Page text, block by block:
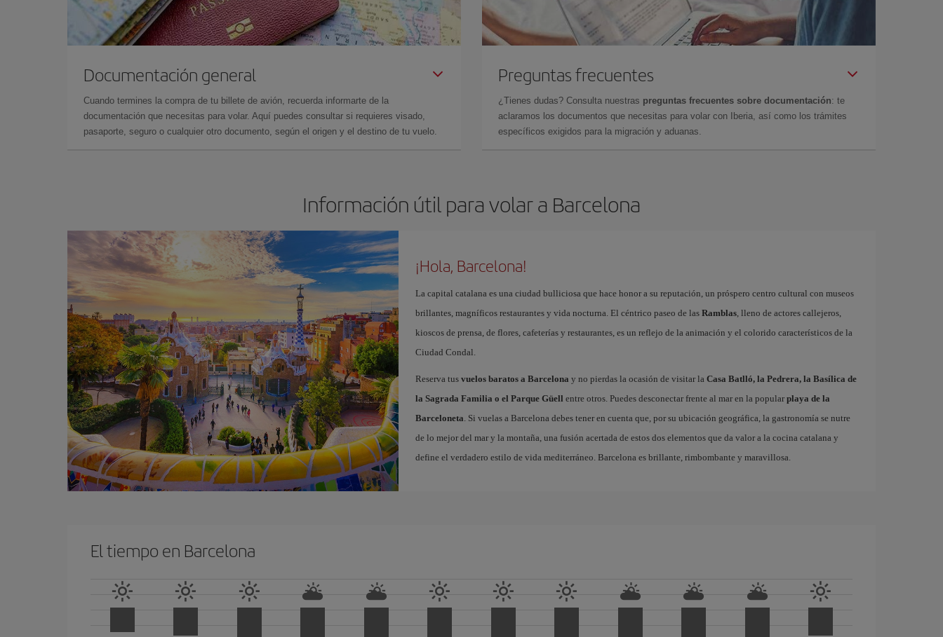
Documentación general
Cuando termines la compra de tu billete de avión, recuerda informarte de la
documentación que necesitas para volar. Aquí puedes consultar si requieres visado,
pasaporte, seguro o cualquier otro documento, según el origen y el destino de tu vuelo.
Preguntas frecuentes
¿Tienes dudas? Consulta nuestras preguntas frecuentes sobre documentación: te
aclaramos los documentos que necesitas para volar con Iberia, así como los trámites
específicos exigidos para la migración y aduanas.
Información útil para volar a Barcelona
¡Hola, Barcelona!
La capital catalana es una ciudad bulliciosa que hace honor a su reputación, un próspero centro cultural con museos
brillantes, magníficos restaurantes y vida nocturna. El céntrico paseo de las Ramblas, lleno de actores callejeros,
kioscos de prensa, de flores, cafeterías y restaurantes, es un reflejo de la animación y el colorido característicos de la
Ciudad Condal.
Reserva tus vuelos baratos a Barcelona y no pierdas la ocasión de visitar la Casa Batlló, la Pedrera, la Basílica de
la Sagrada Familia o el Parque Güell entre otros. Puedes desconectar frente al mar en la popular playa de la
Barceloneta. Si vuelas a Barcelona debes tener en cuenta que, por su ubicación geográfica, la gastronomía se nutre
de lo mejor del mar y la montaña, una fusión acertada de estos dos elementos que da valor a la cocina catalana y
define el verdadero estilo de vida mediterráneo. Barcelona es brillante, rimbombante y maravillosa.
El tiempo en Barcelona